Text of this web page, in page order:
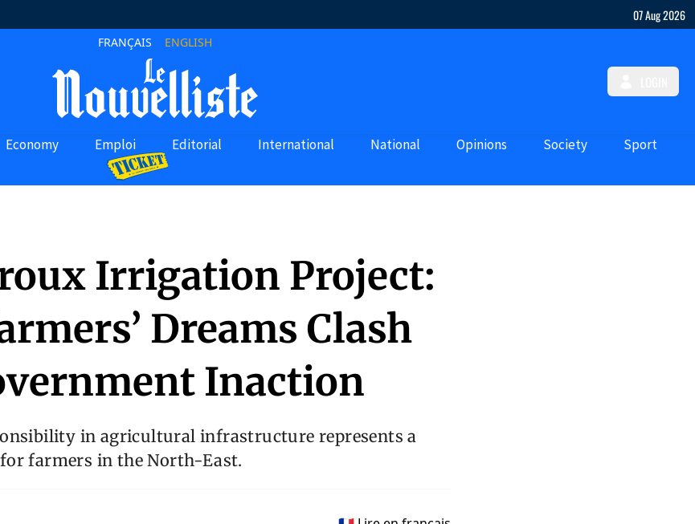
07 Aug 2026
FRANÇAIS ENGLISH
Economy Emploi Editorial International National Opinions Society Sport
Irrigation Project:
Dreams Clash
Inaction
in agricultural infrastructure represents a
farmers in the North-East.